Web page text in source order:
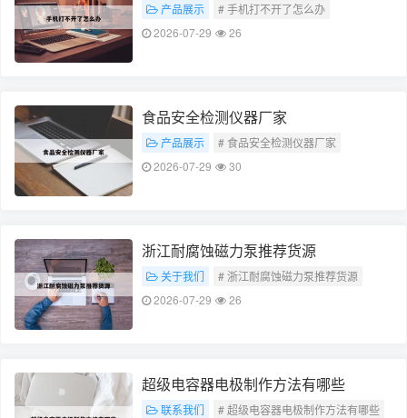
产品展示
# 手机打不开了怎么办
2026-07-29
26
食品安全检测仪器厂家
产品展示
# 食品安全检测仪器厂家
2026-07-29
30
浙江耐腐蚀磁力泵推荐货源
关于我们
# 浙江耐腐蚀磁力泵推荐货源
2026-07-29
26
超级电容器电极制作方法有哪些
联系我们
# 超级电容器电极制作方法有哪些